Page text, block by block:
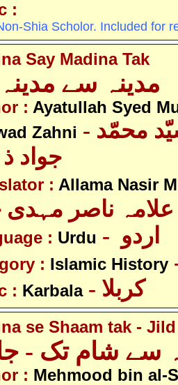
:
Shia Scholor. Included for
Say Madina Tak
مدینہ سے
: Ayatullah Syed
Zahni - آیت اللہ سیّد محمّد
جواد
: Allama Nasir
علامہ ناصر مہدی
: Urdu
: Islamic History
: Karbala - کربلا
se Shaam tak -
سے شام تک -
: Mehmood bin al-